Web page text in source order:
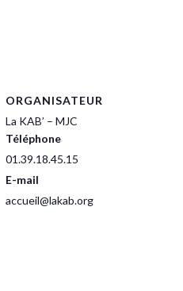
ORGANISATEUR
La KAB’ – MJC
Téléphone
01.39.18.45.15
E-mail
accueil@lakab.org